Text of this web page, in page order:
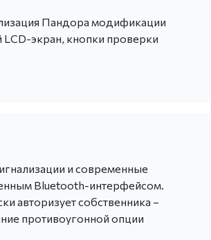
Пандора модификации
экран, кнопки проверки
и современные
Bluetooth-интерфейсом.
авторизует собственника –
противоугонной опции